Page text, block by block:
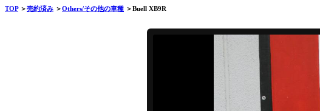
TOP＞売約済み ＞Others/その他の車種 ＞Buell XB9R